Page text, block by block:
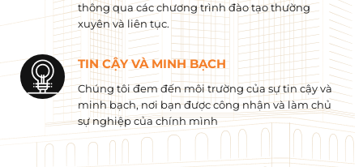
thông qua các chương trình đào tạo thường
xuyên và liên tục.
TIN CẬY VÀ MINH BẠCH
Chúng tôi đem đến môi trường của sự tin cậy và
minh bạch, nơi bạn được công nhận và làm chủ
sự nghiệp của chính mình